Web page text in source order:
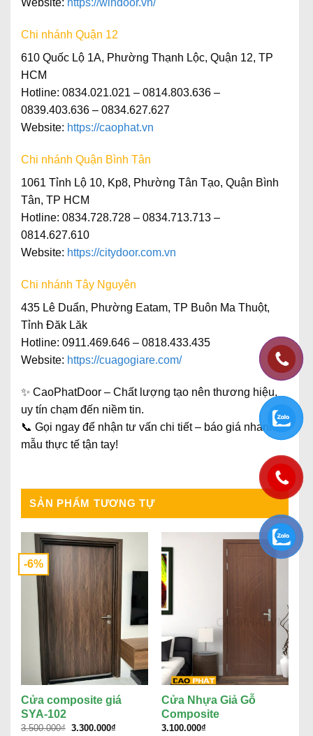
Website: https://windoor.vn/
Chi nhánh Quận 12
610 Quốc Lộ 1A, Phường Thạnh Lộc, Quận 12, TP
HCM
Hotline: 0834.021.021 – 0814.803.636 –
0839.403.636 – 0834.627.627
Website: https://caophat.vn
Chi nhánh Quận Bình Tân
1061 Tỉnh Lộ 10, Kp8, Phường Tân Tạo, Quận Bình
Tân, TP HCM
Hotline: 0834.728.728 – 0834.713.713 –
0814.627.610
Website: https://citydoor.com.vn
Chi nhánh Tây Nguyên
435 Lê Duẩn, Phường Eatam, TP Buôn Ma Thuột,
Tỉnh Đăk Lăk
Hotline: 0911.469.646 – 0818.433.435
Website: https://cuagogiare.com/
✨ CaoPhatDoor – Chất lượng tạo nên thương hiệu,
uy tín chạm đến niềm tin.
📞 Gọi ngay để nhận tư vấn chi tiết – báo giá nhanh –
mẫu thực tế tận tay!
SẢN PHẨM TƯƠNG TỰ
-6%
Cửa composite giá
SYA-102
3.500.000₫ Giá
3.300.000₫Giá
Cửa Nhựa Giả Gỗ
Composite
3.100.000₫